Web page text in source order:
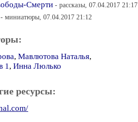
Смерти - рассказы, 07.04.2017 21:17
- миниатюры, 07.04.2017 21:12
, Мавлютова Наталья,
1, Инна Люлько
ресурсы: